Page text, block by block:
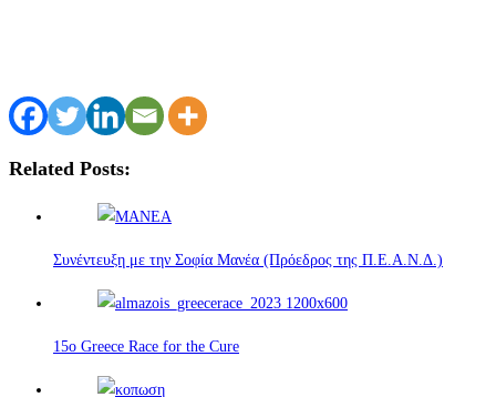
Related Posts:
Συνέντευξη με την Σοφία Μανέα (Πρόεδρος της Π.Ε.Α.Ν.Δ.)
15o Greece Race for the Cure